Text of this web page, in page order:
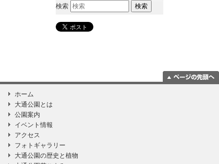
サイト内検索
検索
ホーム
大通公園とは
公園案内
イベント情報
アクセス
フォトギャラリー
大通公園の歴史と植物